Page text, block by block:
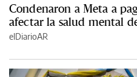
Condenaron a Meta a
afectar la salud mental
elDiarioAR